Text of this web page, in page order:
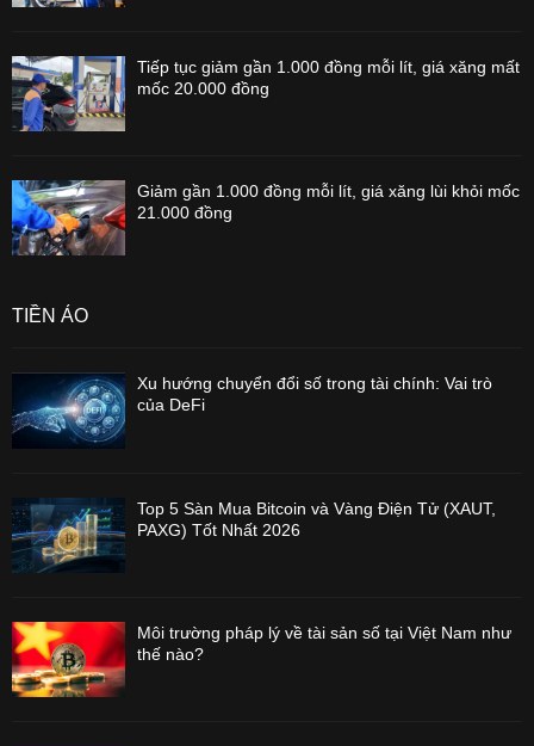
Tiếp tục giảm gần 1.000 đồng mỗi lít, giá xăng mất
mốc 20.000 đồng
Giảm gần 1.000 đồng mỗi lít, giá xăng lùi khỏi mốc
21.000 đồng
TIỀN ẢO
Xu hướng chuyển đổi số trong tài chính: Vai trò
của DeFi
Top 5 Sàn Mua Bitcoin và Vàng Điện Tử (XAUT,
PAXG) Tốt Nhất 2026
Môi trường pháp lý về tài sản số tại Việt Nam như
thế nào?